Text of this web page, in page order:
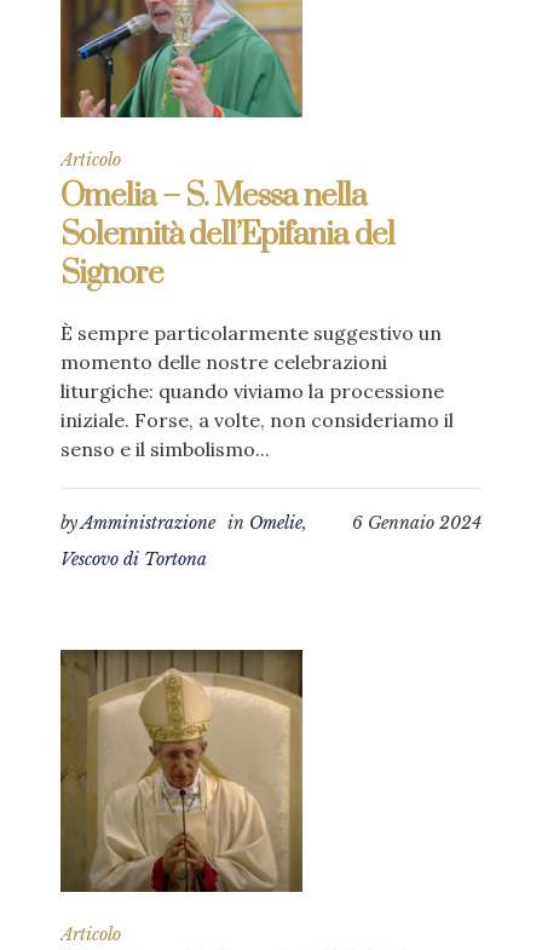
Articolo
Omelia – S. Messa nella
Solennità dell’Epifania del
Signore
È sempre particolarmente suggestivo un
momento delle nostre celebrazioni
liturgiche: quando viviamo la processione
iniziale. Forse, a volte, non consideriamo il
senso e il simbolismo...
6 Gennaio 2024
byAmministrazione in Omelie,
Vescovo di Tortona
Articolo